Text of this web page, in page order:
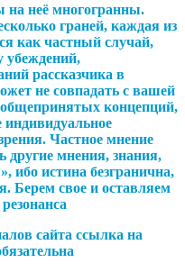
на неё многогранны.
граней, каждая из
как частный случай,
убеждений,
рассказчика в
не совпадать с вашей
концепций,
Частное мнение
другие мнения, знания,
ибо истина безгранична,
Берем свое и оставляем
сайта ссылка на